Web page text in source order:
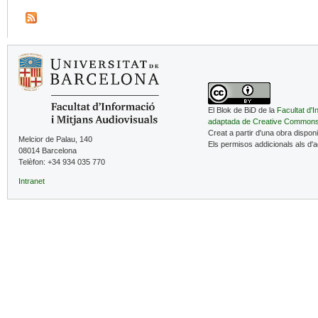
Melcior de Palau, 140
08014 Barcelona
Telèfon: +34 934 035 770
Intranet
El Blok de BiD de la Facultat
adaptada de Creative
Creat a partir d'una obra
Els permisos addicionals als